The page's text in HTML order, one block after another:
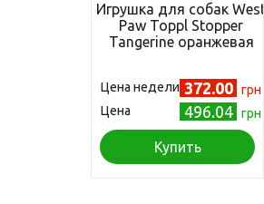
Игрушка для собак West
Paw Toppl Stopper
Tangerine оранжевая
Цена недели 372.00 грн
Цена
496.04 грн
Купить